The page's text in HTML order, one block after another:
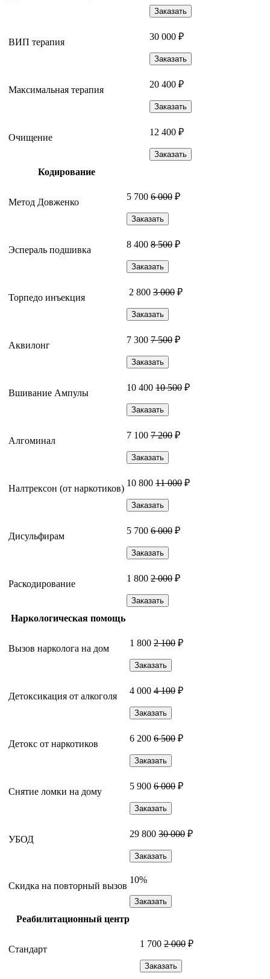
Заказать
ВИП терапия
30 000 ₽
Заказать
Максимальная терапия
20 400 ₽
Заказать
Очищение
12 400 ₽
Заказать
Кодирование
Метод Довженко
5 700 6 000 ₽
Заказать
Эспераль подшивка
8 400 8 500 ₽
Заказать
Торпедо инъекция
2 800 3 000 ₽
Заказать
Аквилонг
7 300 7 500 ₽
Заказать
Вшивание Ампулы
10 400 10 500 ₽
Заказать
Алгоминал
7 100 7 200 ₽
Заказать
Налтрексон (от наркотиков)
10 800 11 000 ₽
Заказать
Дисульфирам
5 700 6 000 ₽
Заказать
Раскодирование
1 800 2 000 ₽
Заказать
Наркологическая помощь
Вызов нарколога на дом
1 800 2 100 ₽
Заказать
Детоксикация от алкоголя
4 000 4 100 ₽
Заказать
Детокс от наркотиков
6 200 6 500 ₽
Заказать
Снятие ломки на дому
5 900 6 000 ₽
Заказать
УБОД
29 800 30 000 ₽
Заказать
Скидка на повторный вызов
10%
Заказать
Реабилитационный центр
Стандарт
1 700 2 000 ₽
Заказать